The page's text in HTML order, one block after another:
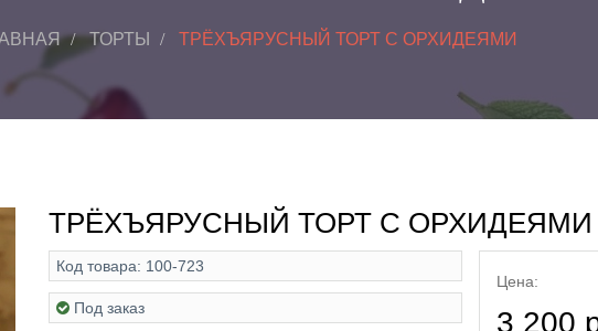
ТОРТЫ ТРЁХЪЯРУСНЫЙ ТОРТ С ОРХИДЕЯМИ
ТРЁХЪЯРУСНЫЙ ТОРТ С ОРХИДЕЯМИ
Код товара: 100-723
Под заказ
Цена:
3 200